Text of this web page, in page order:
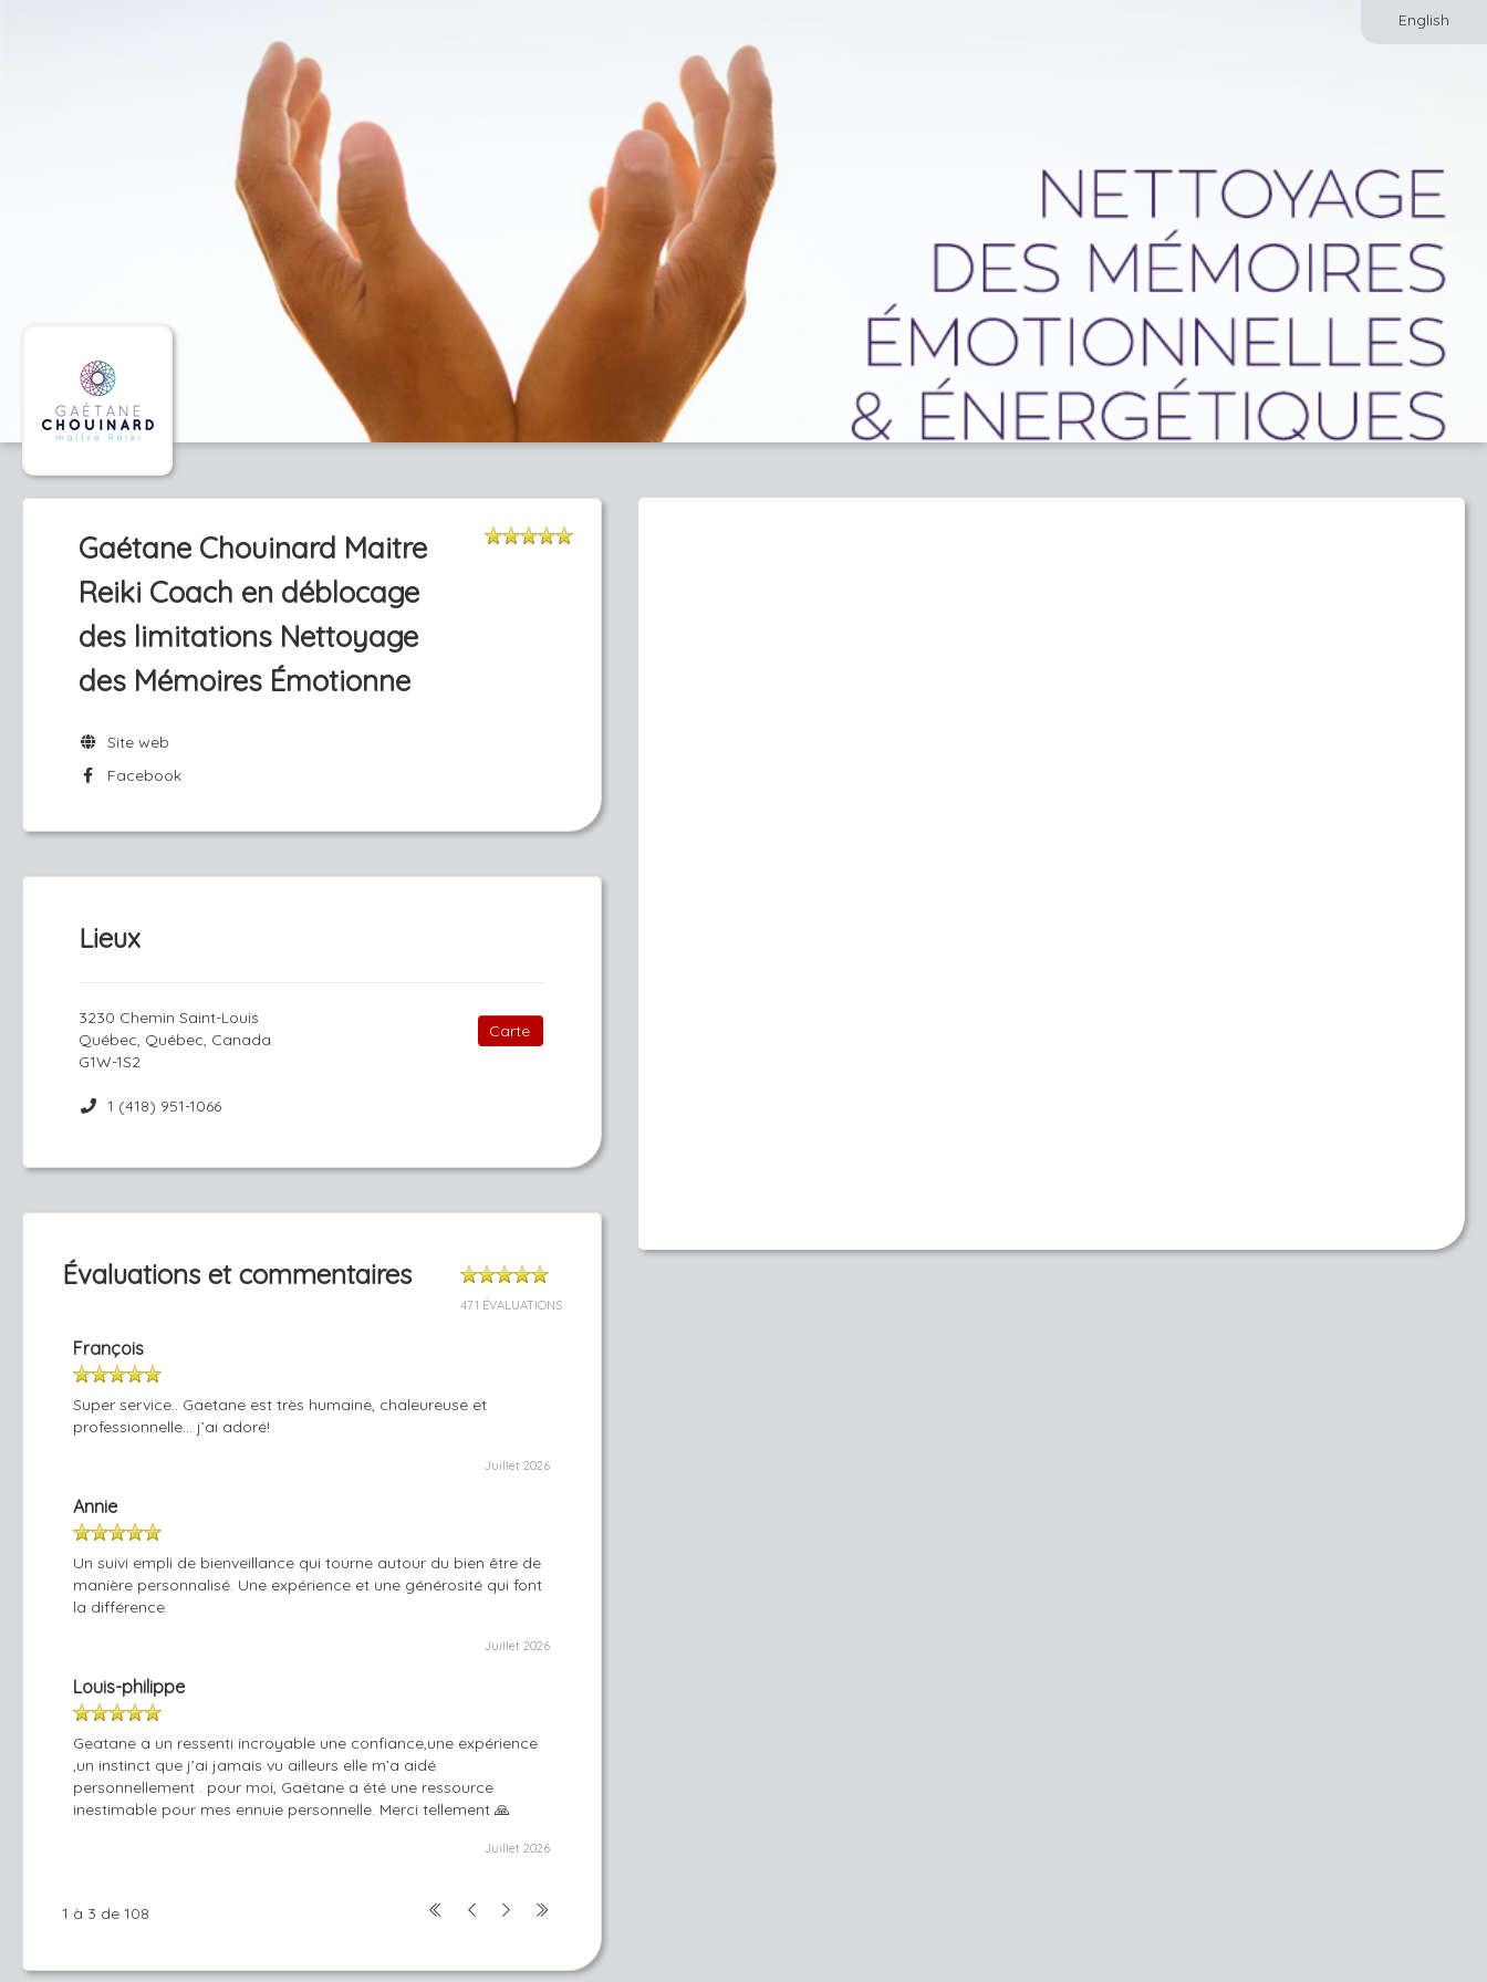
English
Gaétane Chouinard Maitre
Reiki Coach en déblocage
des limitations Nettoyage
des Mémoires Émotionne
Site web
Facebook
Lieux
3230 Chemin Saint-Louis
Québec, Québec, Canada
G1W-1S2
1 (418) 951-1066
Carte
Évaluations et commentaires
471 ÉVALUATIONS
François
Super service.. Gaetane est très humaine, chaleureuse et
professionnelle… j’ai adoré!
Juillet 2026
Annie
Un suivi empli de bienveillance qui tourne autour du bien être de
manière personnalisé. Une expérience et une générosité qui font
la différence.
Juillet 2026
Louis-philippe
Geatane a un ressenti incroyable une confiance,une expérience
,un instinct que j’ai jamais vu ailleurs elle m’a aidé
personnellement . pour moi, Gaëtane a été une ressource
inestimable pour mes ennuie personnelle. Merci tellement 🙏
Juillet 2026
1 à 3 de 108